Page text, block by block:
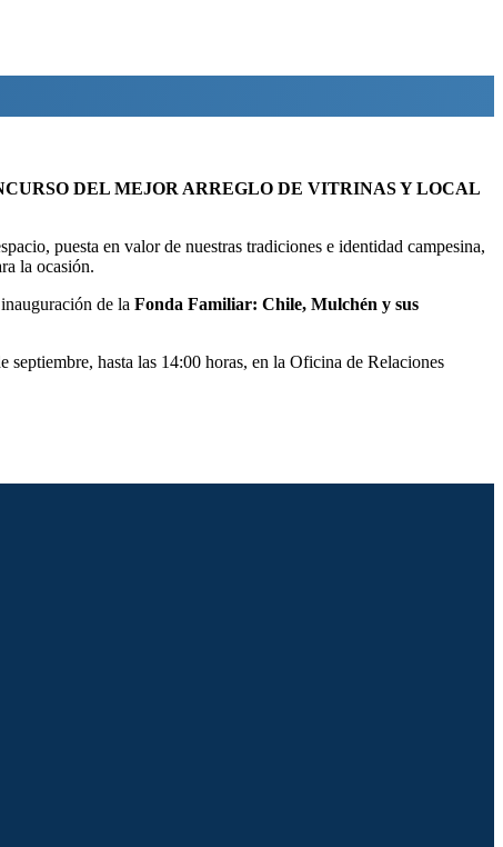
DEL MEJOR ARREGLO DE VITRINAS Y LOCAL
puesta en valor de nuestras tradiciones e identidad campesina,
la ocasión.
de la Fonda Familiar: Chile, Mulchén y sus
hasta las 14:00 horas, en la Oficina de Relaciones